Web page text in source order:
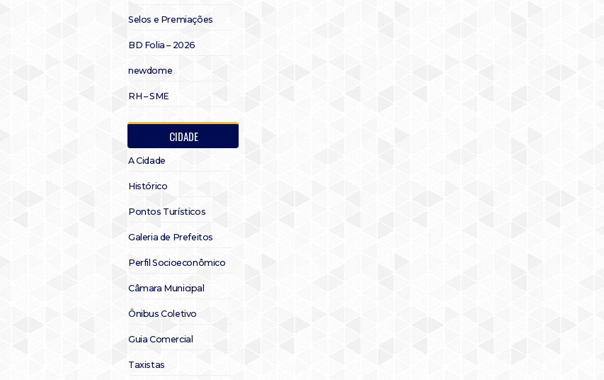
Selos e Premiações
BD Folia – 2026
newdome
RH – SME
CIDADE
A Cidade
Histórico
Pontos Turísticos
Galeria de Prefeitos
Perfil Socioeconômico
Câmara Municipal
Ônibus Coletivo
Guia Comercial
Taxistas